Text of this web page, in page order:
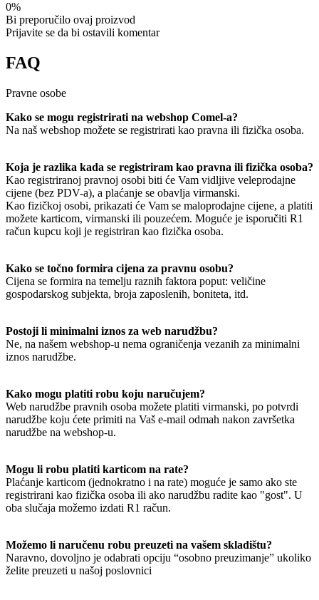
0%
Bi preporučilo ovaj proizvod
Prijavite se da bi ostavili komentar
FAQ
Pravne osobe
Kako se mogu registrirati na webshop Comel-a?
Na naš webshop možete se registrirati kao pravna ili fizička osoba.
Koja je razlika kada se registriram kao pravna ili fizička osoba?
Kao registriranoj pravnoj osobi biti će Vam vidljive veleprodajne
cijene (bez PDV-a), a plaćanje se obavlja virmanski.
Kao fizičkoj osobi, prikazati će Vam se maloprodajne cijene, a platiti
možete karticom, virmanski ili pouzećem. Moguće je isporučiti R1
račun kupcu koji je registriran kao fizička osoba.
Kako se točno formira cijena za pravnu osobu?
Cijena se formira na temelju raznih faktora poput: veličine
gospodarskog subjekta, broja zaposlenih, boniteta, itd.
Postoji li minimalni iznos za web narudžbu?
Ne, na našem webshop-u nema ograničenja vezanih za minimalni
iznos narudžbe.
Kako mogu platiti robu koju naručujem?
Web narudžbe pravnih osoba možete platiti virmanski, po potvrdi
narudžbe koju ćete primiti na Vaš e-mail odmah nakon završetka
narudžbe na webshop-u.
Mogu li robu platiti karticom na rate?
Plaćanje karticom (jednokratno i na rate) moguće je samo ako ste
registrirani kao fizička osoba ili ako narudžbu radite kao "gost". U
oba slučaja možemo izdati R1 račun.
Možemo li naručenu robu preuzeti na vašem skladištu?
Naravno, dovoljno je odabrati opciju “osobno preuzimanje” ukoliko
želite preuzeti u našoj poslovnici